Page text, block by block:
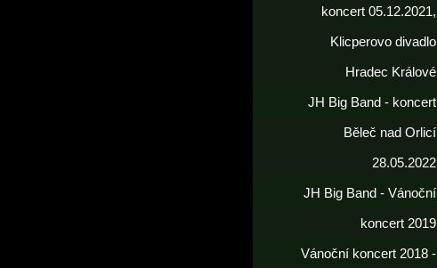
koncert 05.12.2021,
Klicperovo divadlo
Hradec Králové
JH Big Band - koncert
Běleč nad Orlicí
28.05.2022
JH Big Band - Vánoční
koncert 2019
Vánoční koncert 2018 -